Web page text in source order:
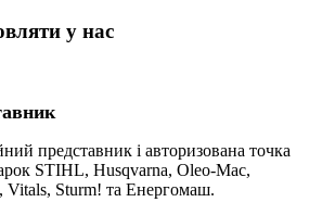
у нас
представник і авторизована точка
STIHL, Husqvarna, Oleo-Mac,
Sturm! та Енергомаш.